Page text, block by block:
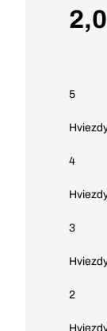
5
4
3
2